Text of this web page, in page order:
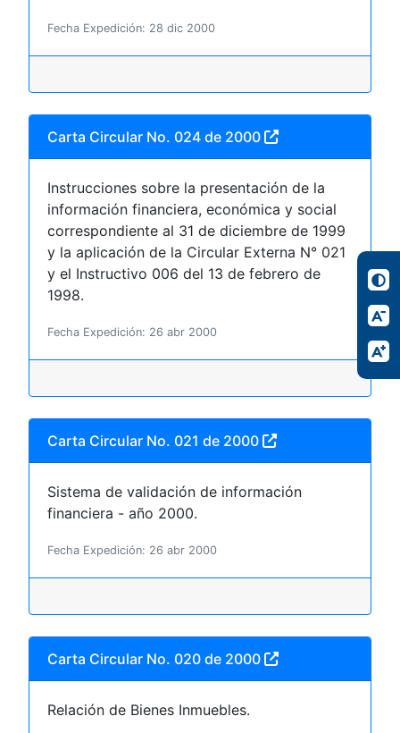
Fecha Expedición: 28 dic 2000
Carta Circular No. 024 de 2000
Instrucciones sobre la presentación de la
información financiera, económica y social
correspondiente al 31 de diciembre de 1999
y la aplicación de la Circular Externa N° 021
y el Instructivo 006 del 13 de febrero de
1998.
Fecha Expedición: 26 abr 2000
Carta Circular No. 021 de 2000
Sistema de validación de información
financiera - año 2000.
Fecha Expedición: 26 abr 2000
Carta Circular No. 020 de 2000
Relación de Bienes Inmuebles.